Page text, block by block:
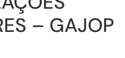
– GAJOP